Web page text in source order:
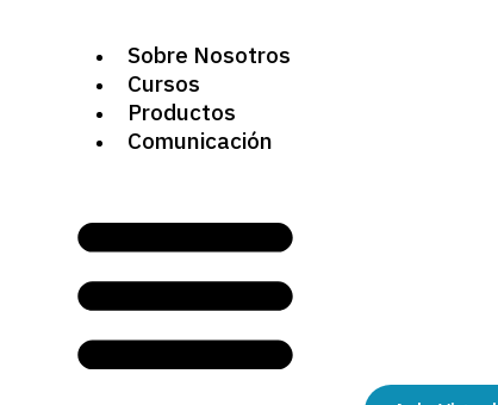
Sobre Nosotros
Cursos
Productos
Comunicación